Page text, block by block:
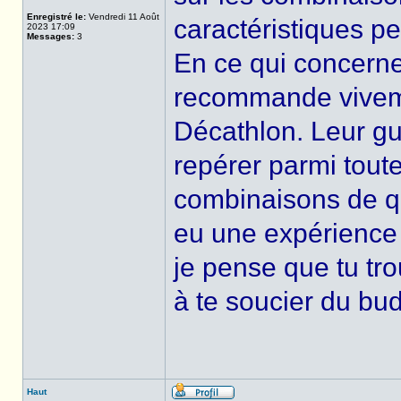
Enregistré le: Vendredi 11 Août
2023 17:09
Messages: 3
caractéristiques
En ce qui
recommande
Décathlon. Leur
repérer parmi
combinaisons de
eu une
je pense que tu
à te soucier du
Haut